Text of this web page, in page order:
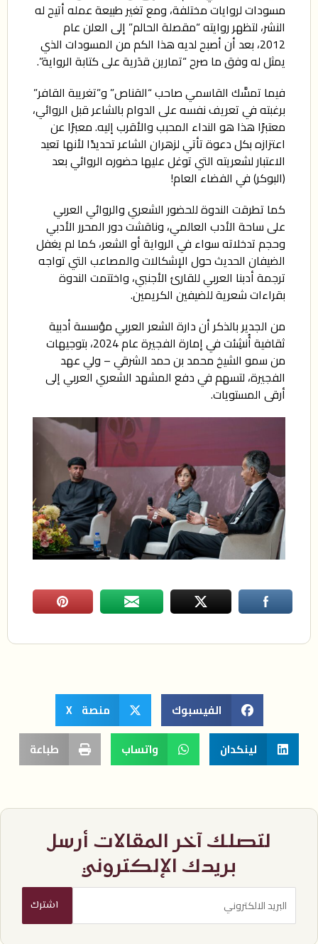
مسودات لروايات مختلفة، ومع تغير طبيعة عمله أتيح له
النشر، لتظهر روايته “مقصلة الحالم” إلى العلن عام
2012، بعد أن أصبح لديه هذا الكم من المسودات الذي
يمثل له وفق ما صرح “تمارين قدَرية على كتابة الرواية”.
فيما تمسَّك القاسمي صاحب “القناص” و”تغريبة القافر”
برغبته في تعريف نفسه على الدوام بالشاعر قبل الروائي،
معتبرًا هذا هو النداء المحبب والأقرب إليه. معبرًا عن
اعتزازه بكل دعوة تأتي لزهران الشاعر تحديدًا لأنها تعيد
الاعتبار لشعريته التي توغل عليها حضوره الروائي بعد
(البوكر) في الفضاء العام!
كما تطرقت الندوة للحضور الشعري والروائي العربي
على ساحة الأدب العالمي، وناقشت دور المحرر الأدبي
وحجم تدخلاته سواء في الرواية أو الشعر، كما لم يغفل
الضيفان الحديث حول الإشكالات والمصاعب التي تواجه
ترجمة أدبنا العربي للقارئ الأجنبي، واختتمت الندوة
بقراءات شعرية للضيفين الكريمين.
من الجدير بالذكر أن دارة الشعر العربي مؤسسة أدبية
ثقافية أُنشِئت في إمارة الفجيرة عام 2024، بتوجيهات
من سمو الشيخ محمد بن حمد الشرقي – ولي عهد
الفجيرة، لتسهم في دفع المشهد الشعري العربي إلى
أرقى المستويات.
الفيسبوك
منصة X
لينكدان
واتساب طباعة
لتصلك آخر المقالات أرسل
بريدك الإلكتروني